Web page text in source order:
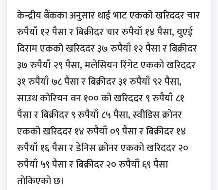
केन्द्रीय बैंकका अनुसार थाई भाट एकको खरिददर चार
रुपैयाँ १२ पैसा र बिक्रीदर चार रुपैयाँ १४ पैसा, युएई
दिराम एकको खरिददर ३७ रुपैयाँ १२ पैसा र बिक्रीदर
३७ रुपैयाँ २९ पैसा, मलेसियन रिंगेट एकको खरिददर
३१ रुपैयाँ ७८ पैसा र बिक्रीदर ३१ रुपैयाँ ९२ पैसा,
साउथ कोरियन वन १०० को खरिददर ९ रुपैयाँ ८१
पैसा र बिक्रीदर ९ रुपैयाँ ८५ पैसा, स्वीडिस क्रोनर
एकको खरिददर १४ रुपैयाँ ०९ पैसा र बिक्रीदर १४
रुपैयाँ १६ पैसा र डेनिस क्रोनर एकको खरिददर २०
रुपैयाँ ५९ पैसा र बिक्रीदर २० रुपैयाँ ६९ पैसा
तोकिएको छ।